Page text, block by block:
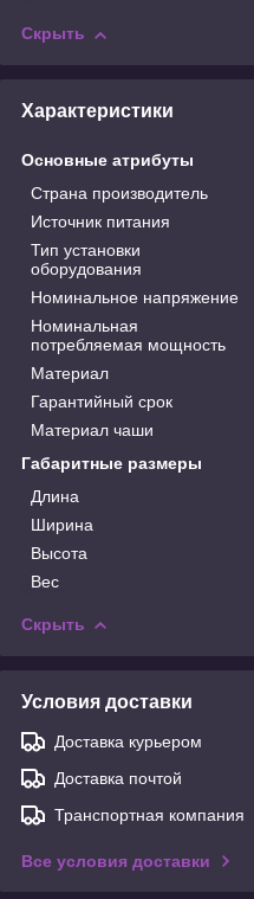
Скрыть
Характеристики
Основные атрибуты
Страна производитель
Источник питания
Тип установки
оборудования
Номинальное напряжение
Номинальная
потребляемая мощность
Материал
Гарантийный срок
Материал чаши
Габаритные размеры
Длина
Ширина
Высота
Вес
Скрыть
Условия доставки
Доставка курьером
Доставка почтой
Транспортная компания
Все условия доставки